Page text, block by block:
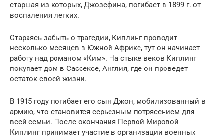
старшая из которых, Джозефина, погибает в 1899 г. от
воспаления легких.
Стараясь забыть о трагедии, Киплинг проводит
несколько месяцев в Южной Африке, тут он начинает
работу над романом «Ким». На стыке веков Киплинг
покупает дом в Сассексе, Англия, где он проведет
остаток своей жизни.
В 1915 году погибает его сын Джон, мобилизованный в
армию, что становится серьезным потрясением для
всей семьи. После окончания Первой Мировой
Киплинг принимает участие в организации военных